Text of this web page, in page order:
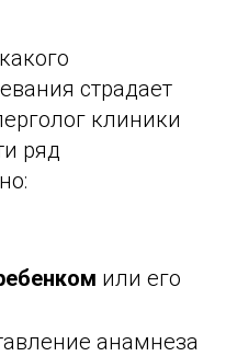
страдает
клиники
ряд
или его
анамнеза